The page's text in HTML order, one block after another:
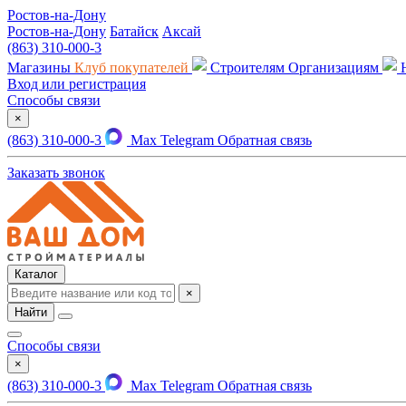
Ростов-на-Дону
Ростов-на-Дону Батайск Аксай
(863) 310-000-3
Магазины Клуб покупателей Строителям Организациям
Вход или регистрация
Способы связи
×
(863) 310-000-3 Max Telegram Обратная связь
Заказать звонок
Каталог
×
Найти
Способы связи
×
(863) 310-000-3 Max Telegram Обратная связь